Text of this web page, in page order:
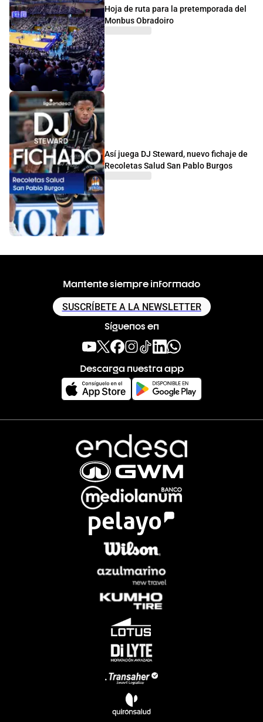
Hoja de ruta para la pretemporada del
Monbus Obradoiro
Así juega DJ Steward, nuevo fichaje de
Recoletas Salud San Pablo Burgos
Mantente siempre informado
SUSCRÍBETE A LA NEWSLETTER
Síguenos en
Descarga nuestra app